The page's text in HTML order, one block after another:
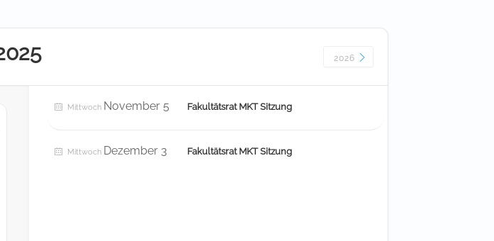
2026
Mittwoch November 5 Fakultätsrat MKT Sitzung
Mittwoch Dezember 3 Fakultätsrat MKT Sitzung